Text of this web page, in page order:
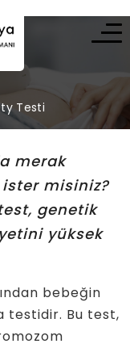
Testi
merak
misiniz?
genetik
yüksek
bebeğin
testidir. Bu test,